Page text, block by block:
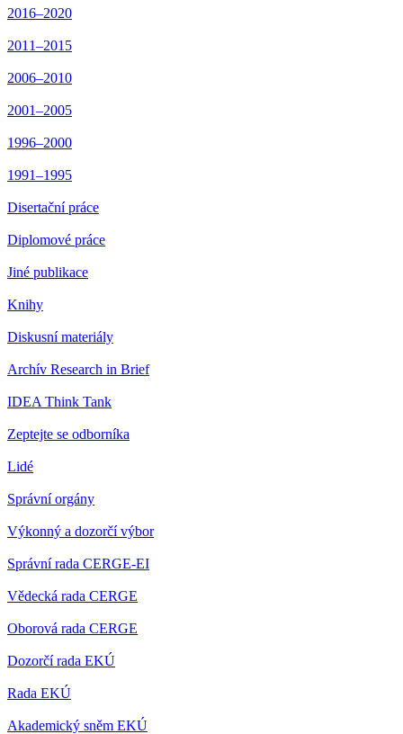
2016–2020
2011–2015
2006–2010
2001–2005
1996–2000
1991–1995
Disertační práce
Diplomové práce
Jiné publikace
Knihy
Diskusní materiály
Archív Research in Brief
IDEA Think Tank
Zeptejte se odborníka
Lidé
Správní orgány
Výkonný a dozorčí výbor
Správní rada CERGE-EI
Vědecká rada CERGE
Oborová rada CERGE
Dozorčí rada EKÚ
Rada EKÚ
Akademický sněm EKÚ